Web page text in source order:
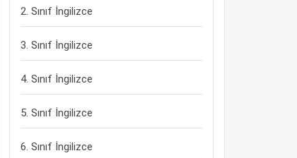
2. Sınıf İngilizce
3. Sınıf İngilizce
4. Sınıf İngilizce
5. Sınıf İngilizce
6. Sınıf İngilizce